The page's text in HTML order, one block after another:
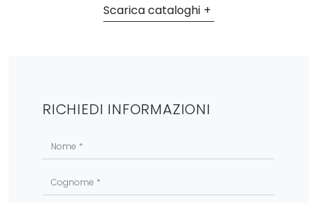
Scarica cataloghi
RICHIEDI INFORMAZIONI